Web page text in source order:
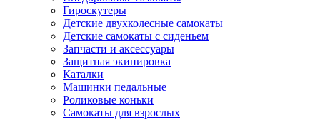
Гироскутеры
Детские двухколесные самокаты
Детские самокаты с сиденьем
Запчасти и аксессуары
Защитная экипировка
Каталки
Машинки педальные
Роликовые коньки
Самокаты для взрослых